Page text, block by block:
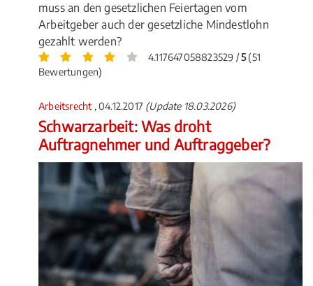
muss an den gesetzlichen Feiertagen vom
Arbeitgeber auch der gesetzliche Mindestlohn
gezahlt werden?
4.117647058823529 /5(51
Bewertungen)
Arbeitsrecht , 04.12.2017 (Update 18.03.2026)
Schwarzarbeit: Was droht
Auftragnehmer und Auftraggeber?